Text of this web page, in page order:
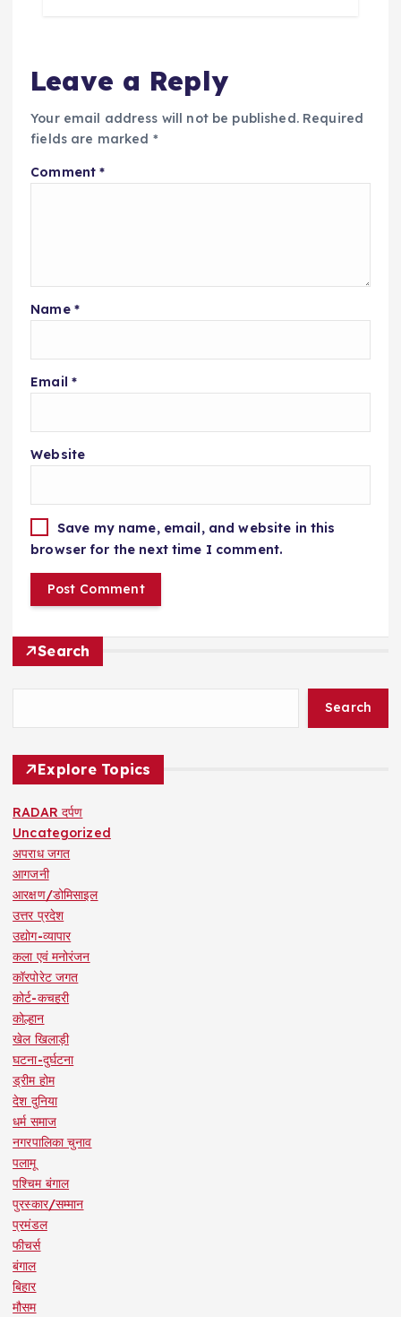
Leave a Reply
Your email address will not be published. Required
fields are marked *
Comment*
Name *
Email *
Website
Save my name, email, and website in this
browser for the next time I comment.
Search
Search
Explore Topics
RADAR दर्पण
Uncategorized
अपराध जगत
आगजनी
आरक्षण/डोमिसाइल
उत्तर प्रदेश
उद्योग-व्यापार
कला एवं मनोरंजन
कॉरपोरेट जगत
कोर्ट-कचहरी
कोल्हान
खेल खिलाड़ी
घटना-दुर्घटना
ड्रीम होम
देश दुनिया
धर्म समाज
नगरपालिका चुनाव
पलामू
पश्चिम बंगाल
पुरस्कार/सम्मान
प्रमंडल
फीचर्स
बंगाल
बिहार
मौसम